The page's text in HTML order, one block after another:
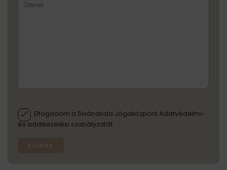
Elfogadom a Sivánanda Jógaközpont Adatvédelmi-
és adatkezelési szabályzatát.
Küldés